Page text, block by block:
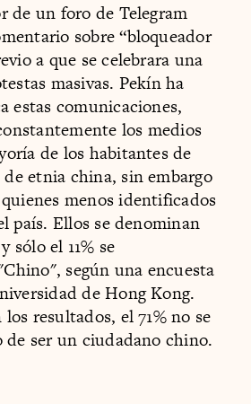
de un foro de Telegram
sobre “bloqueador
a que se celebrara una
masivas. Pekín ha
estas comunicaciones,
los medios
de los habitantes de
etnia china, sin embargo
menos identificados
país. Ellos se denominan
sólo el 11% se
según una encuesta
de Hong Kong.
resultados, el 71% no se
de ser un ciudadano chino.